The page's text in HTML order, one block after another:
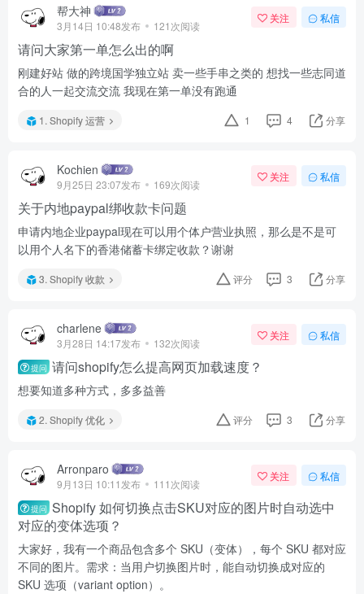
帮大神
3月14日 10:48发布 121次阅读
关注 私信
请问大家第一单怎么出的啊
刚建好站 做的跨境国学独立站 卖一些手串之类的 想找一些志同道
合的人一起交流交流 我现在第一单没有跑通
1. Shopify 运营 1 4 分享
Kochien
9月25日 23:07发布 169次阅读
关注 私信
关于内地paypal绑收款卡问题
申请内地企业paypal现在可以用个体户营业执照，那么是不是可
以用个人名下的香港储蓄卡绑定收款？谢谢
3. Shopify 收款 评分 3 分享
charlene
3月28日 14:17发布 132次阅读
关注 私信
提问 请问shopify怎么提高网页加载速度？
想要知道多种方式，多多益善
2. Shopify 优化 评分 3 分享
Arronparo
9月13日 10:11发布 111次阅读
关注 私信
提问 Shopify 如何切换点击SKU对应的图片时自动选中
对应的变体选项？
大家好，我有一个商品包含多个 SKU（变体），每个 SKU 都对应
不同的图片。需求：当用户切换图片时，能自动切换成对应的
SKU 选项（variant option）。